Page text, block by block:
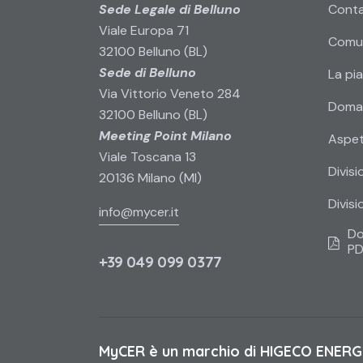
Sede Legale di Belluno
Viale Europa 71
32100 Belluno (BL)
Sede di Belluno
Via Vittorio Veneto 284
32100 Belluno (BL)
Meeting Point Milano
Viale Toscana 13
20136 Milano (MI)
info@mycer.it
+39 049 099 0377
La
MyCER è un marchio di HIGECO